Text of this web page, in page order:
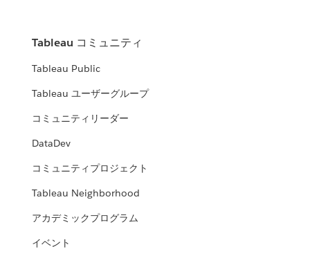
Tableau コミュニティ
Tableau Public
Tableau ユーザーグループ
コミュニティリーダー
DataDev
コミュニティプロジェクト
Tableau Neighborhood
アカデミックプログラム
イベント